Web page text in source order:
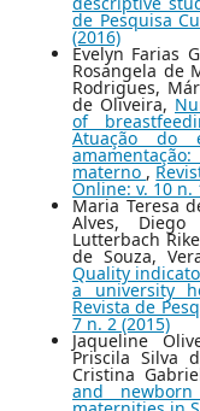
de Pesquisa
(2016)
Evelyn Farias
Rosangela de
Rodrigues,
de Oliveira,
of
Atuação do
materno,
Online: v. 10 n.
Maria Teresa
Alves,
Lutterbach
de Souza,
Quality
a university
Revista de
7 n. 2 (2015)
Jaqueline
Priscila Silva
Cristina
and